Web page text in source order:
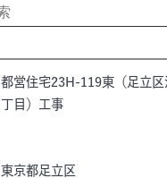
都営住宅23H-119東（足立区
丁目）工事
東京都足立区